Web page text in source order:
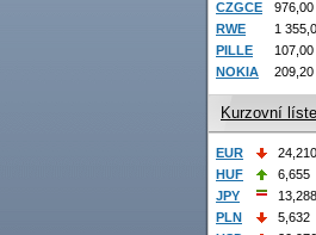
CZGCE
976,00
RWE
1
PILLE
107,00
NOKIA
209,20
Kurzovní
EUR 24,210
HUF
6,655
JPY
13,288
PLN
5,632